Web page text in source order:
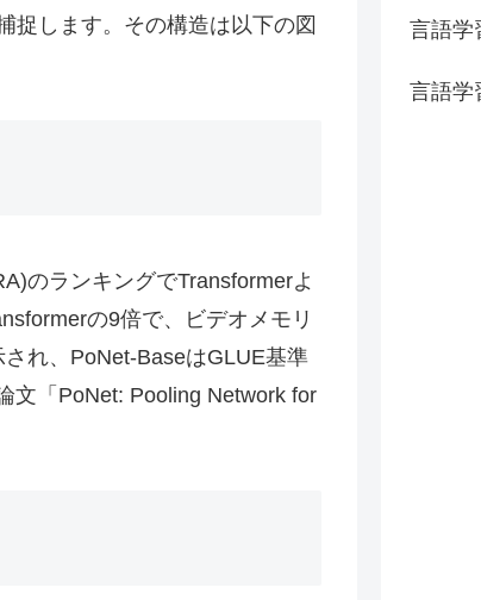
捉します。その構造は以下の図
のランキングでTransformerよ
の9倍で、ビデオメモリ
れ、PoNet-BaseはGLUE基準
文「PoNet: Pooling Network for
言語学
言語学